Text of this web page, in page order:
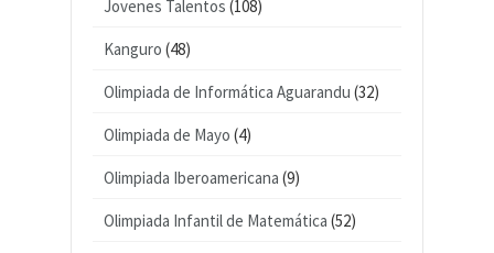
Jovenes Talentos (108)
Kanguro (48)
Olimpiada de Informática Aguarandu (32)
Olimpiada de Mayo (4)
Olimpiada Iberoamericana (9)
Olimpiada Infantil de Matemática (52)